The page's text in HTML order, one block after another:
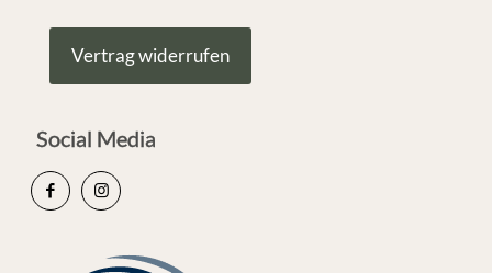
Vertrag widerrufen
Social Media